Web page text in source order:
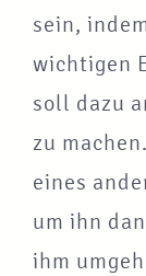
sein,
wichtigen
soll dazu
zu
eines
um ihn
ihm